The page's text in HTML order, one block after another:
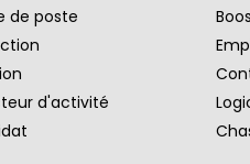
de poste
d'activité